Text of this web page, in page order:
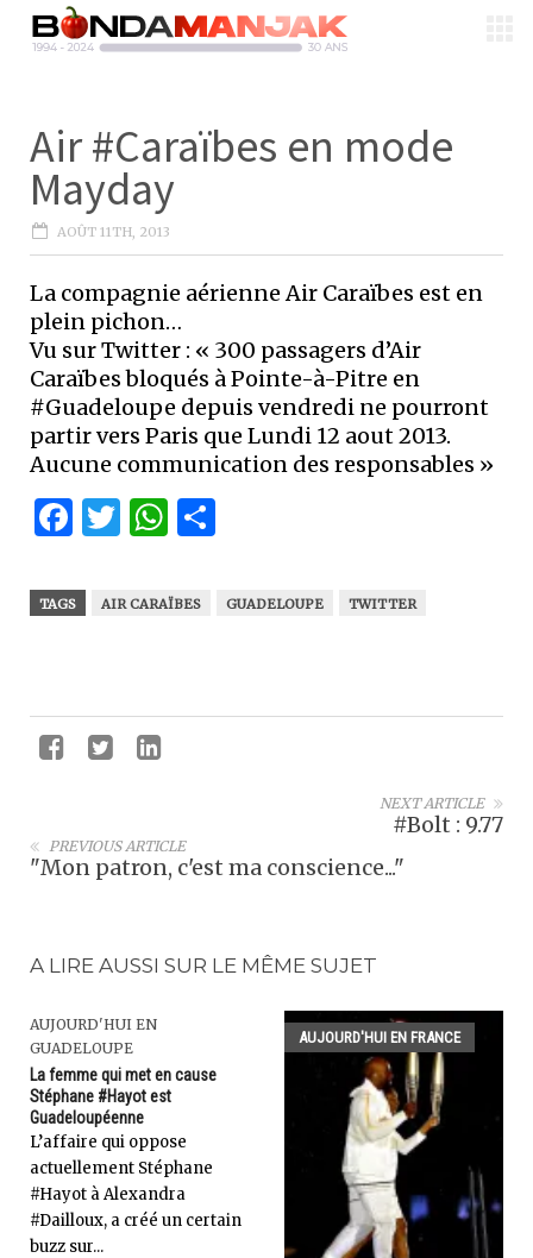
Air #Caraïbes en mode
Mayday
AOÛT 11TH, 2013
La compagnie aérienne Air Caraïbes est en
plein pichon…
Vu sur Twitter : « 300 passagers d’Air
Caraïbes bloqués à Pointe-à-Pitre en
#Guadeloupe depuis vendredi ne pourront
partir vers Paris que Lundi 12 aout 2013.
Aucune communication des responsables »
Facebook
Twitter
WhatsApp
TAGS AIR CARAÏBES GUADELOUPE TWITTER
NEXT ARTICLE
#Bolt : 9.77
PREVIOUS ARTICLE
"Mon patron, c'est ma conscience..."
A LIRE AUSSI SUR LE MÊME SUJET
AUJOURD'HUI EN
GUADELOUPE
La femme qui met en cause
Stéphane #Hayot est
Guadeloupéenne
L’affaire qui oppose
actuellement Stéphane
#Hayot à Alexandra
#Dailloux, a créé un certain
buzz sur...
AUJOURD'HUI EN FRANCE